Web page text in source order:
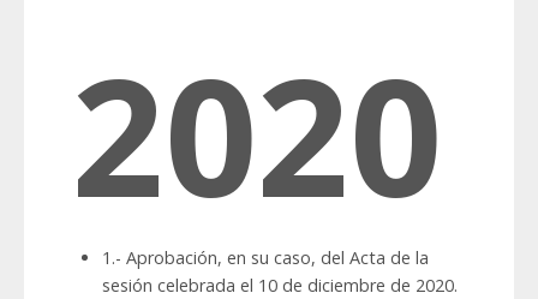
2020
1.- Aprobación, en su caso, del Acta de la
sesión celebrada el 10 de diciembre de 2020.